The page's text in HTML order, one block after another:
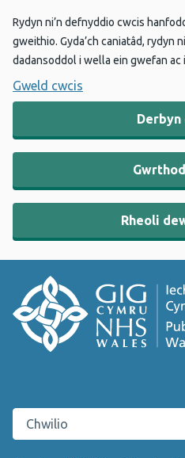
Rydyn ni’n defnyddio cwcis
gweithio. Gyda’ch caniatâd, rydyn
dadansoddol i wella ein gwefan
Gweld cwcis
Derbyn
Rheoli
Chwilio gwefan Iechyd